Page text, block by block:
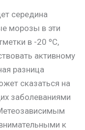
середина
морозы в эти
в -20 ºС,
активному
разница
сказаться на
заболеваниями
к